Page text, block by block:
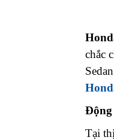
chắc
Động
Tại